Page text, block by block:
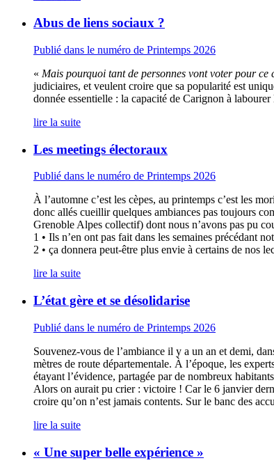
Abus de liens sociaux ?
Publié dans le numéro de Printemps 2026
« Mais pourquoi tant de personnes vont voter pour ce
judiciaires, et veulent croire que sa popularité est
donnée essentielle : la capacité de Carignon à
lire la suite
Les meetings électoraux
Publié dans le numéro de Printemps 2026
À l’automne c’est les cèpes, au printemps c’est les
donc allés cueillir quelques ambiances pas toujours
Grenoble Alpes collectif) dont nous n’avons pas pu
1 • Ils n’en ont pas fait dans les semaines précédant
2 • ça donnera peut-être plus envie à certains de nos
lire la suite
L’état gère et se désolidarise
Publié dans le numéro de Printemps 2026
Souvenez-vous de l’ambiance il y a un an et demi,
mètres de route départementale. À l’époque, les
étayant l’évidence, partagée par de nombreux
Alors on aurait pu crier : victoire ! Car le 6 janvier
croire qu’on n’est jamais contents. Sur le banc des
lire la suite
« Une super belle expérience »